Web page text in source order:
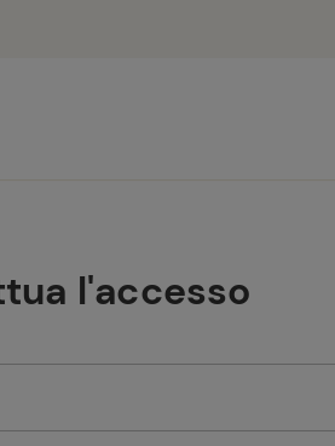
l'accesso